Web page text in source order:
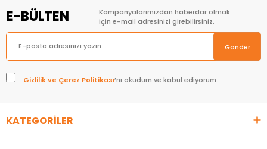
E-BÜLTEN
Kampanyalarımızdan haberdar olmak
için e-mail adresinizi girebilirsiniz.
Gönder
Gizlilik ve Çerez Politikası’nı okudum ve kabul ediyorum.
KATEGORİLER